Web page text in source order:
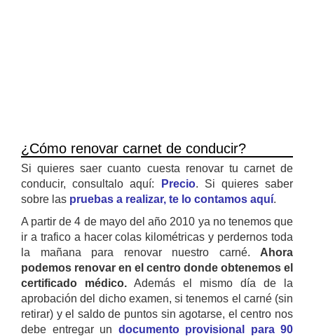
¿Cómo renovar carnet de conducir?
Si quieres saer cuanto cuesta renovar tu carnet de
conducir, consultalo aquí:
Precio. Si quieres saber
sobre las pruebas a realizar, te lo contamos aquí.
A partir de 4 de mayo del año 2010 ya no tenemos que
ir a trafico a hacer colas kilométricas y perdernos toda
la mañana para renovar nuestro carné. Ahora
podemos renovar en el centro donde obtenemos el
certificado médico. Además el mismo día de la
aprobación del dicho examen, si tenemos el carné (sin
retirar) y el saldo de puntos sin agotarse, el centro nos
debe entregar un documento provisional para 90